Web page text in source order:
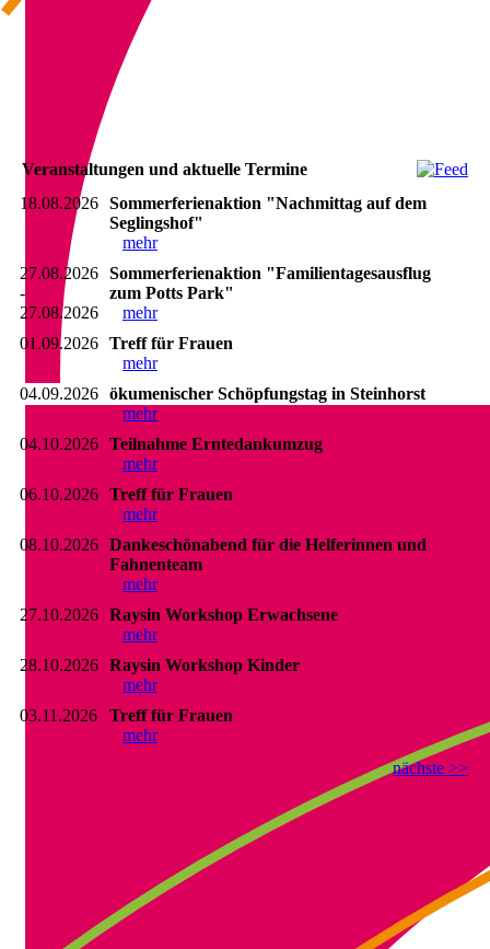
IMG_5895_1
Veranstaltungen und aktuelle Termine
18.08.2026 Sommerferienaktion "Nachmittag auf dem
Seglingshof"
mehr
27.08.2026
-
27.08.2026
Sommerferienaktion "Familientagesausflug
zum Potts Park"
mehr
01.09.2026 Treff für Frauen
mehr
04.09.2026 ökumenischer Schöpfungstag in Steinhorst
mehr
04.10.2026 Teilnahme Erntedankumzug
mehr
06.10.2026 Treff für Frauen
mehr
08.10.2026 Dankeschönabend für die Helferinnen und
Fahnenteam
mehr
27.10.2026 Raysin Workshop Erwachsene
mehr
28.10.2026 Raysin Workshop Kinder
mehr
03.11.2026
Treff für Frauen
mehr
nächste >>